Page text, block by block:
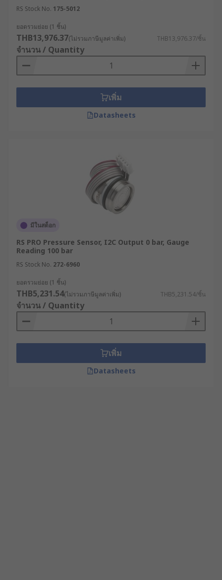
RS Stock No. 175-5012
ยอดรวมย่อย (1 ชิ้น)
THB13,976.37(ไม่รวมภาษีมูลค่าเพิ่ม) THB13,976.37/ชิ้น
จำนวน / Quantity
เพิ่ม
Datasheets
มีในสต็อก
RS PRO Pressure Sensor, I2C Output 0 bar, Gauge
Reading 100 bar
RS Stock No. 272-6960
ยอดรวมย่อย (1 ชิ้น)
THB5,231.54(ไม่รวมภาษีมูลค่าเพิ่ม) THB5,231.54/ชิ้น
จำนวน / Quantity
เพิ่ม
Datasheets